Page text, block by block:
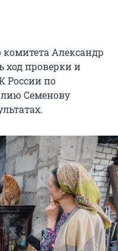
комитета Александр
ход проверки и
России по
Семенову